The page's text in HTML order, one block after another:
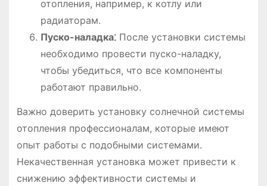
отопления, например, к котлу или
радиаторам.
Пуско-наладка⁚После установки системы
необходимо провести пуско-наладку,
чтобы убедиться, что все компоненты
работают правильно.
Важно доверить установку солнечной системы
отопления профессионалам, которые имеют
опыт работы с подобными системами.
Некачественная установка может привести к
снижению эффективности системы и